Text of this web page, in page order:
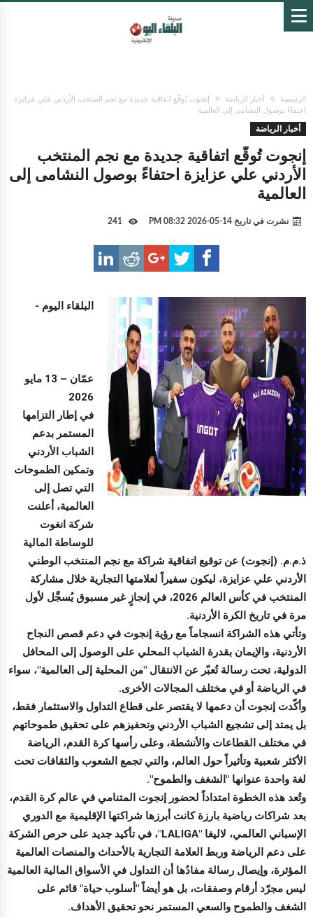
الرئيسية أخبار الرياضة
إنجوت تُوقّع اتفاقية جديدة مع نجم المنتخب الأردني علي عزايزة
احتفاءً بوصول النشامى إلى العالمية
أخبار الرياضة
إنجوت تُوقّع اتفاقية جديدة مع نجم المنتخب
الأردني علي عزايزة احتفاءً بوصول النشامى إلى
العالمية
نشرت في تاريخ 14-05-2026 08:32 PM
البلقاء اليوم -
عمّان – 13 مايو
2026
في إطار التزامها
المستمر بدعم
الشباب الأردني
وتمكين الطموحات
التي تصل إلى
العالمية، أعلنت
شركة انغوت
للوساطة المالية
ذ.م.م. (إنجوت) عن توقيع اتفاقية شراكة مع نجم المنتخب الوطني
الأردني علي عزايزة، ليكون سفيراً لعلامتها التجارية خلال مشاركة
المنتخب في كأس العالم 2026، في إنجازٍ غير مسبوق يُسجَّل لأول
مرة في تاريخ الكرة الأردنية.
وتأتي هذه الشراكة انسجاماً مع رؤية إنجوت في دعم قصص النجاح
الأردنية، والإيمان بقدرة الشباب المحلي على الوصول إلى المحافل
الدولية، تحت رسالة تُعبّر عن الانتقال "من المحلية إلى العالمية"، سواء
في الرياضة أو في مختلف المجالات الأخرى.
وأكّدت إنجوت أن دعمها لا يقتصر على قطاع التداول والاستثمار فقط،
بل يمتد إلى تشجيع الشباب الأردني وتحفيزهم على تحقيق طموحاتهم
في مختلف القطاعات والأنشطة، وعلى رأسها كرة القدم، الرياضة
الأكثر شعبية وتأثيراً حول العالم، والتي تجمع الشعوب والثقافات تحت
لغة واحدة عنوانها "الشغف والطموح".
وتُعد هذه الخطوة امتداداً لحضور إنجوت المتنامي في عالم كرة القدم،
بعد شراكات رياضية بارزة كانت أبرزها شراكتها الإقليمية مع الدوري
الإسباني العالمي، لاليغا "LALIGA"، في تأكيد جديد على حرص الشركة
على دعم الرياضة وربط العلامة التجارية بالأحداث والمنصات العالمية
المؤثرة، وإيصال رسالة مفادُها أن التداول في الأسواق المالية العالمية
ليس مجرّد أرقام وصفقات، بل هو أيضاً "أسلوب حياة" قائم على
الشغف والطموح والسعي المستمر نحو تحقيق الأهداف.